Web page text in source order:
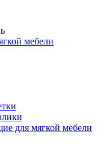
мебели
для мягкой мебели